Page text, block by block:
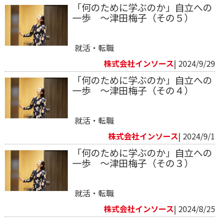
「何のために学ぶのか」自立への
一歩 ～津田梅子（その５）
就活・転職
株式会社インソース| 2024/9/29
「何のために学ぶのか」自立への
一歩 ～津田梅子（その４）
就活・転職
株式会社インソース| 2024/9/1
「何のために学ぶのか」自立への
一歩 ～津田梅子（その３）
就活・転職
株式会社インソース| 2024/8/25